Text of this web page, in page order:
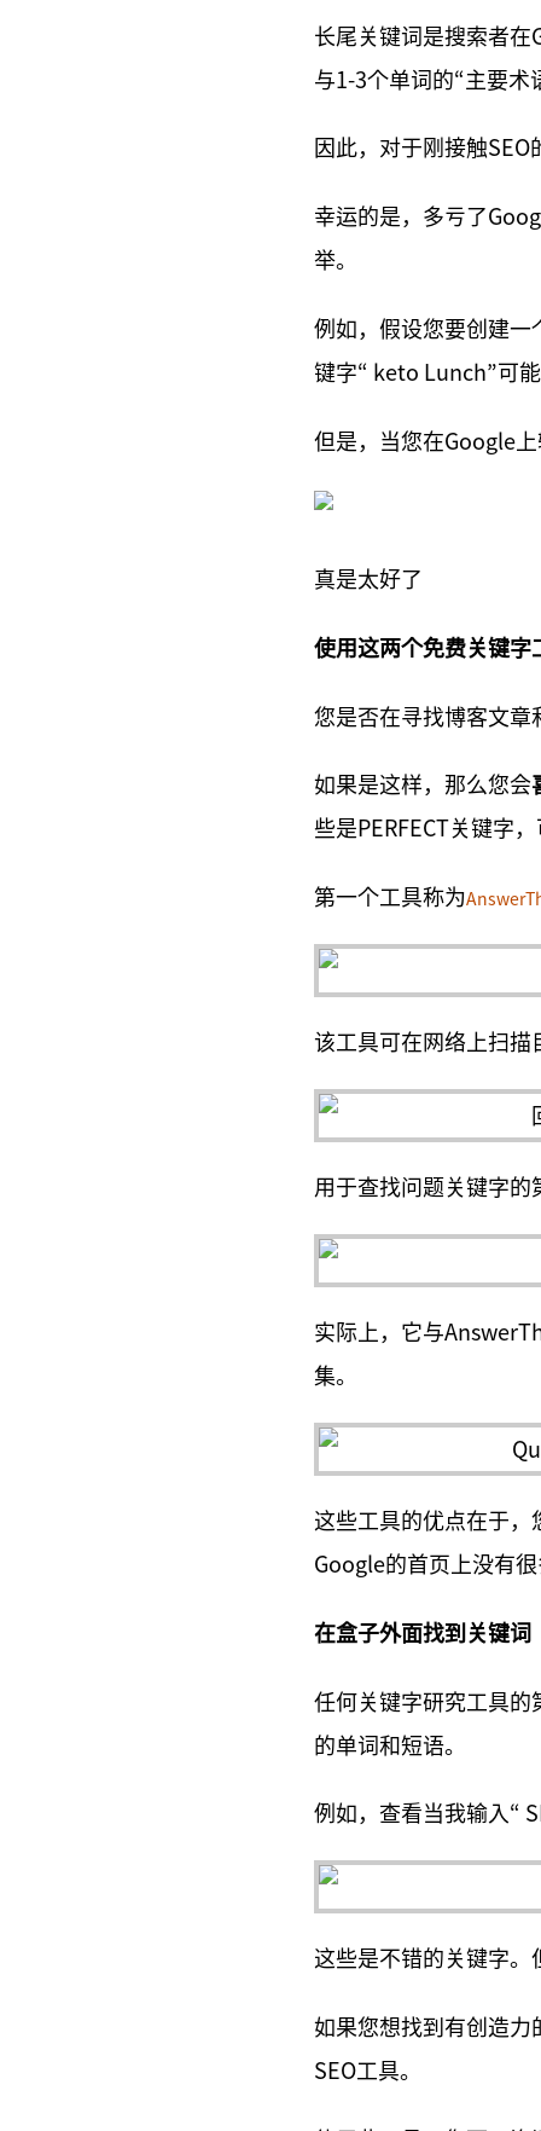
长尾关键词是搜索者
与1-3个单词的“主要术
因此，对于刚接触
幸运的是，多亏了
举。
例如，假设您要创建一
键字“ keto Lunch”可
但是，当您在Google
真是太好了
使用这两个免费关键字
您是否在寻找博客文章
如果是这样，那么您会
些是PERFECT关键字
第一个工具称为
该工具可在网络上扫描
用于查找问题关键字的
实际上，它与
集。
这些工具的优点在于，
Google的首页上没有
在盒子外面找到关键词
任何关键字研究工具的
的单词和短语。
例如，查看当我输入“
这些是不错的关键字。
如果您想找到有创造力
SEO工具。